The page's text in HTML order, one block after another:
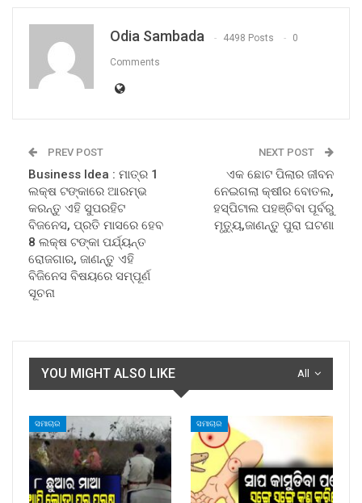
Odia Sambada 4498 Posts 0
Comments
PREV POST
Business Idea : ମାତ୍ର 1
ଲକ୍ଷ ଟଙ୍କାରେ ଆରମ୍ଭ
କରନ୍ତୁ ଏହି ସୁପରହିଟ
ବିଜନେସ, ପ୍ରତି ମାସରେ ହେବ
8 ଲକ୍ଷ ଟଙ୍କା ପର୍ଯ୍ୟନ୍ତ
ରୋଜଗାର, ଜାଣନ୍ତୁ ଏହି
ବିଜିନେସ ବିଷୟରେ ସମ୍ପୂର୍ଣ
ସୂଚନା
NEXT POST
ଏକ ଛୋଟ ପିଲାର ଜୀବନ
ନେଇଗଲା କ୍ଷୀର ବୋତଲ,
ହସ୍ପିଟାଲ ପହଞ୍ଚିବା ପୂର୍ବରୁ
ମୃତ୍ୟୁ,ଜାଣନ୍ତୁ ପୁରା ଘଟଣା
All
YOU MIGHT ALSO LIKE
ସମାଚାର ସମାଚାର